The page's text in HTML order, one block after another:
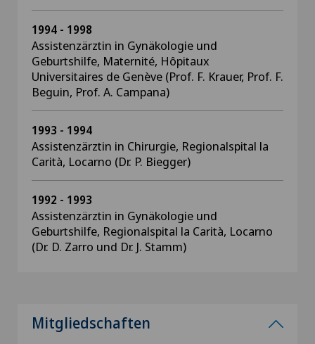
1994 - 1998
Assistenzärztin in Gynäkologie und
Geburtshilfe, Maternité, Hôpitaux
Universitaires de Genève (Prof. F. Krauer, Prof. F.
Beguin, Prof. A. Campana)
1993 - 1994
Assistenzärztin in Chirurgie, Regionalspital la
Carità, Locarno (Dr. P. Biegger)
1992 - 1993
Assistenzärztin in Gynäkologie und
Geburtshilfe, Regionalspital la Carità, Locarno
(Dr. D. Zarro und Dr. J. Stamm)
Mitgliedschaften